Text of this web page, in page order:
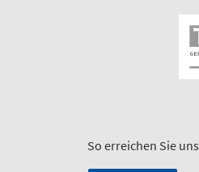
So erreichen Sie uns